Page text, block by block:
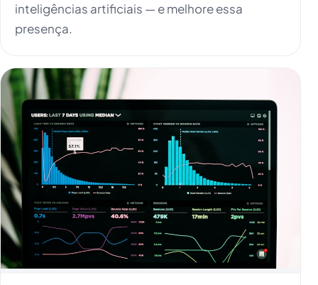
inteligências artificiais — e melhore essa
presença.